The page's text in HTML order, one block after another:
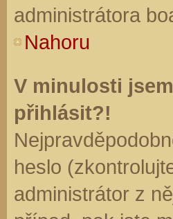
administrátora
Nahoru
V minulosti
přihlásit?!
heslo
administrátor z